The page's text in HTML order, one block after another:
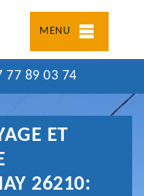
MENU
77 89 03 74
ET
26210: